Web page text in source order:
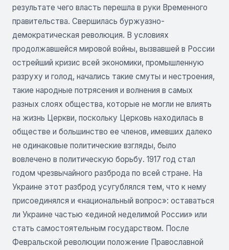
результате чего власть перешла в руки Временного
правительства. Свершилась буржуазно-
демократическая революция. В условиях
продолжавшейся мировой войны, вызвавшей в России
острейший кризис всей экономики, промышленную
разруху и голод, начались такие смуты и нестроения,
такие народные потрясения и волнения в самых
разных слоях общества, которые не могли не влиять
на жизнь Церкви, поскольку Церковь находилась в
обществе и большинство ее членов, имевших далеко
не одинаковые политические взгляды, было
вовлечено в политическую борьбу. 1917 год стал
годом чрезвычайного разброда по всей стране. На
Украине этот разброд усугублялся тем, что к нему
присоединялся и «национальный вопрос»: оставаться
ли Украине частью «единой неделимой России» или
стать самостоятельным государством. После
Февральской революции положение Православной